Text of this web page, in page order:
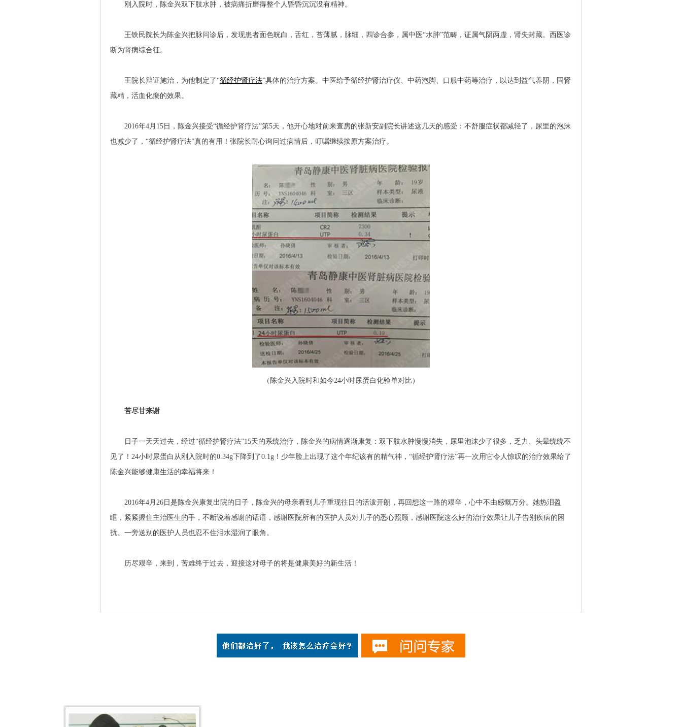
刚入院时，陈金兴双下肢水肿，被病痛折磨得整个人昏昏沉沉没有精神。
王铁民院长为陈金兴把脉问诊后，发现患者面色晄白，舌红，苔薄腻，脉细，四诊合参，属中医“水肿”范畴，证属气阴两虚，肾失封藏。西医诊
断为肾病综合征。
王院长辩证施治，为他制定了“循经护肾疗法”具体的治疗方案。中医给予循经护肾治疗仪、中药泡脚、口服中药等治疗，以达到益气养阴，固肾
藏精，活血化瘀的效果。
2016年4月15日，陈金兴接受“循经护肾疗法”第5天，他开心地对前来查房的张新安副院长讲述这几天的感受：不舒服症状都减轻了，尿里的泡沫
也减少了，“循经护肾疗法”真的有用！张院长耐心询问过病情后，叮嘱继续按原方案治疗。
（陈金兴入院时和如今24小时尿蛋白化验单对比）
苦尽甘来谢
日子一天天过去，经过“循经护肾疗法”15天的系统治疗，陈金兴的病情逐渐康复：双下肢水肿慢慢消失，尿里泡沫少了很多，乏力、头晕统统不
见了！24小时尿蛋白从刚入院时的0.34g下降到了0.1g！少年脸上出现了这个年纪该有的精气神，“循经护肾疗法”再一次用它令人惊叹的治疗效果给了
陈金兴能够健康生活的幸福将来！
2016年4月26日是陈金兴康复出院的日子，陈金兴的母亲看到儿子重现往日的活泼开朗，再回想这一路的艰辛，心中不由感慨万分。她热泪盈
眶，紧紧握住主治医生的手，不断说着感谢的话语，感谢医院所有的医护人员对儿子的悉心照顾，感谢医院这么好的治疗效果让儿子告别疾病的困
扰。一旁送别的医护人员也忍不住泪水湿润了眼角。
历尽艰辛，来到，苦难终于过去，迎接这对母子的将是健康美好的新生活！